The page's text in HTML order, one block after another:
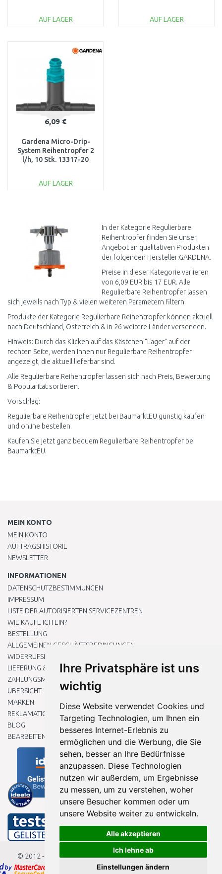
Ihre Privatsphäre ist uns
wichtig
Diese Website verwendet Cookies und
Targeting Technologien, um Ihnen ein
besseres Internet-Erlebnis zu
ermöglichen und die Werbung, die Sie
sehen, besser an Ihre Bedürfnisse
anzupassen. Diese Technologien
nutzen wir außerdem, um Ergebnisse
zu messen, um zu verstehen, woher
unsere Besucher kommen oder um
unsere Website weiter zu entwickeln.
Alle akzeptieren
Ich lehne ab
Einstellungen ändern
AUF LAGER
Vergleichen
AUF LAGER
6,09 €
Gardena Micro-Drip-
System Reihentropfer 2
l/h, 10 Stk. 13317-20
AUF LAGER
Vergleichen
In der Kategorie Regulierbare
Reihentropfer finden Sie unser
Angebot an qualitativen Produkten
der folgenden Hersteller:GARDENA.
Preise in dieser Kategorie variieren
von 6,09 EUR bis 17 EUR. Alle
Regulierbare Reihentropfer lassen
sich jeweils nach Typ & vielen weiteren Parametern filtern.
Produkte der Kategorie Regulierbare Reihentropfer können aktuell
nach Deutschland, Österreich & in 26 weitere Länder versenden.
Hinweis: Durch das Klicken auf das Kästchen "Lager" auf der
rechten Seite, werden Ihnen nur Regulierbare Reihentropfer
angezeigt, die aktuell lieferbar sind.
Alle Regulierbare Reihentropfer lassen sich nach Preis, Bewertung
& Popularität sortieren.
Vorschlag:
Regulierbare Reihentropfer jetzt bei BaumarktEU günstig kaufen
und online bestellen.
Kaufen Sie jetzt ganz bequem Regulierbare Reihentropfer bei
BaumarktEU.
MEIN KONTO
MEIN KONTO
AUFTRAGSHISTORIE
NEWSLETTER
INFORMATIONEN
DATENSCHUTZBESTIMMUNGEN
IMPRESSUM
LISTE DER AUTORISIERTEN SERVICEZENTREN
WIE KAUFE ICH EIN?
BESTELLUNG
ALLGEMEINEN GESCHÄFTSBEDINGUNGEN
WIDERRUFSRECHT
LIEFERUNG & ZAHLUNG
ZAHLUNGSMETHODEN
ÜBERSICHT
MARKEN
REKLAMATIONEN UND RETOUREN
BLOG
BEARBEITEN SIE MEINE COOKIE-EINSTELLUNGEN
© 2012 - 2026Baumarkteu.de